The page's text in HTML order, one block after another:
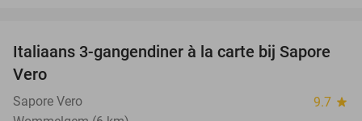
46%
Italiaans 3-gangendiner à la carte bij Sapore
Vero
Sapore Vero 9.7 star